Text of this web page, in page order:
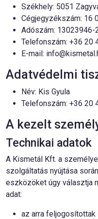
Székhely: 5051
Cégjegyzékszám: 16
Adószám: 13023946-
Telefonszám: +36 20
E-mail:
Adatvédelmi
Név: Kis Gyula
Telefonszám: +36
A kezelt
Technikai adatok
A Kismetál Kft. a
szolgáltatás nyújtása
eszközöket úgy választja
adat:
az arra